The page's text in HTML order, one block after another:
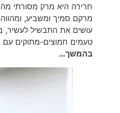
חרירה היא מרק מסורתי
מרקם סמיך ומשביע,
עושים את התבשיל לעשיר,
טעמים חמוצים-מתוקים עם
בהמשך…